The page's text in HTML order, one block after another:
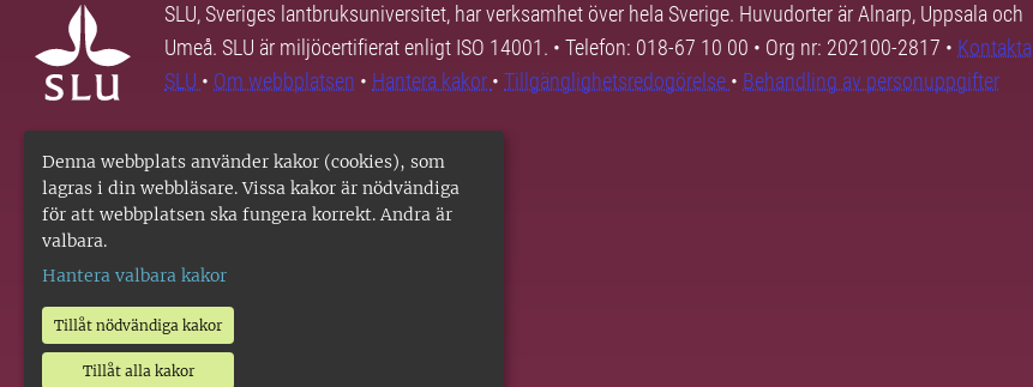
Denna webbplats använder kakor (cookies), som
lagras i din webbläsare. Vissa kakor är nödvändiga
för att webbplatsen ska fungera korrekt. Andra är
valbara.
Hantera valbara kakor
Tillåt nödvändiga kakor
Tillåt alla kakor
SLU, Sveriges lantbruksuniversitet, har verksamhet över hela Sverige. Huvudorter är Alnarp, Uppsala och
Umeå. SLU är miljöcertifierat enligt ISO 14001. • Telefon: 018-67 10 00 • Org nr: 202100-2817 • Kontakta
SLU • Om webbplatsen • Hantera kakor • Tillgänglighetsredogörelse • Behandling av personuppgifter